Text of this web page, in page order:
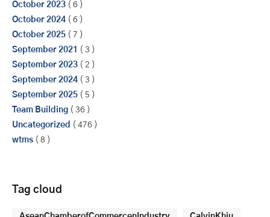
October 2023 ( 6 )
October 2024 ( 6 )
October 2025 ( 7 )
September 2021
( 3 )
September 2023 ( 2 )
September 2024 ( 3 )
September 2025 ( 5 )
Team Building ( 36 )
Uncategorized ( 476 )
wtms ( 8 )
Tag cloud